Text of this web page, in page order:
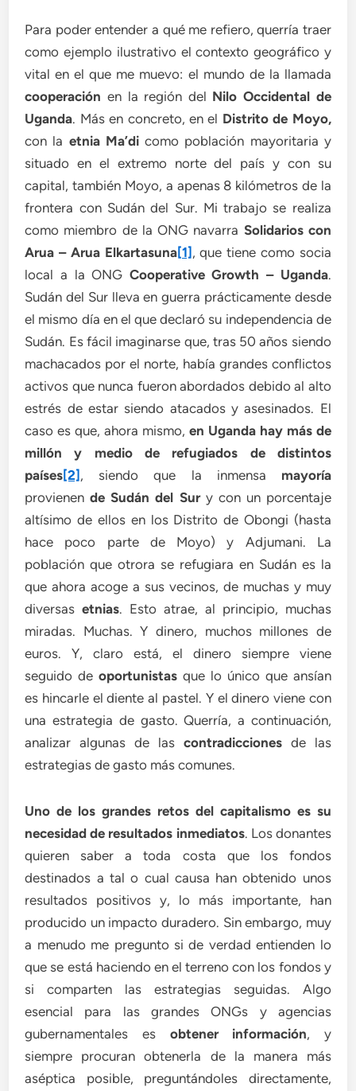
Para poder entender a qué me refiero, querría traer
como ejemplo ilustrativo el contexto geográfico y
vital en el que me muevo: el mundo de la llamada
cooperación en la región del Nilo Occidental de
Uganda. Más en concreto, en el Distrito de Moyo,
con la etnia Ma’dicomo población mayoritaria y
situado en el extremo norte del país y con su
capital, también Moyo, a apenas 8 kilómetros de la
frontera con Sudán del Sur. Mi trabajo se realiza
como miembro de la ONG navarra Solidarios con
Arua – Arua Elkartasuna[1], que tiene como socia
local a la ONG Cooperative Growth – Uganda.
Sudán del Sur lleva en guerra prácticamente desde
el mismo día en el que declaró su independencia de
Sudán. Es fácil imaginarse que, tras 50 años siendo
machacados por el norte, había grandes conflictos
activos que nunca fueron abordados debido al alto
estrés de estar siendo atacados y asesinados. El
caso es que, ahora mismo, en Uganda hay más de
millón y medio de refugiados de distintos
países[2], siendo que la inmensa mayoría
provienende Sudán del Sury con un porcentaje
altísimo de ellos en los Distrito de Obongi (hasta
hace poco parte de Moyo) y Adjumani. La
población que otrora se refugiara en Sudán es la
que ahora acoge a sus vecinos, de muchas y muy
diversasetnias. Esto atrae, al principio, muchas
miradas. Muchas. Y dinero, muchos millones de
euros. Y, claro está, el dinero siempre viene
seguido deoportunistas que lo único que ansían
es hincarle el diente al pastel. Y el dinero viene con
una estrategia de gasto. Querría, a continuación,
analizar algunas de las contradiccionesde las
estrategias de gasto más comunes.
Uno de los grandes retos del capitalismo es su
necesidad de resultados inmediatos. Los donantes
quieren saber a toda costa que los fondos
destinados a tal o cual causa han obtenido unos
resultados positivos y, lo más importante, han
producido un impacto duradero. Sin embargo, muy
a menudo me pregunto si de verdad entienden lo
que se está haciendo en el terreno con los fondos y
si comparten las estrategias seguidas. Algo
esencial para las grandes ONGs y agencias
gubernamentales es obtener información, y
siempre procuran obtenerla de la manera más
aséptica posible, preguntándoles directamente,